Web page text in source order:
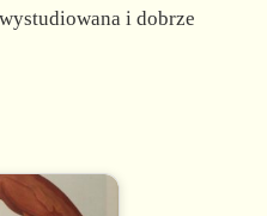
i dobrze